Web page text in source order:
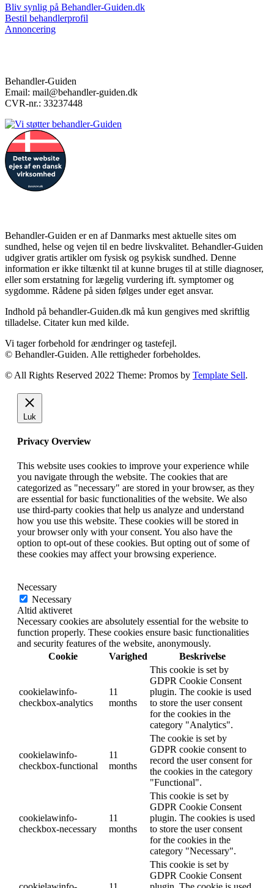
Bliv synlig på Behandler-Guiden.dk
Bestil behandlerprofil
Annoncering
Behandler-Guiden
Email: mail@behandler-guiden.dk
CVR-nr.: 33237448
Behandler-Guiden er en af Danmarks mest aktuelle sites om
sundhed, helse og vejen til en bedre livskvalitet. Behandler-Guiden
udgiver gratis artikler om fysisk og psykisk sundhed. Denne
information er ikke tiltænkt til at kunne bruges til at stille diagnoser,
eller som erstatning for lægelig vurdering ift. symptomer og
sygdomme. Rådene på siden følges under eget ansvar.
Indhold på behandler-Guiden.dk må kun gengives med skriftlig
tilladelse. Citater kun med kilde.
Vi tager forbehold for ændringer og tastefejl.
© Behandler-Guiden. Alle rettigheder forbeholdes.
© All Rights Reserved 2022 Theme: Promos by Template Sell.
Luk
Privacy Overview
This website uses cookies to improve your experience while
you navigate through the website. The cookies that are
categorized as "necessary" are stored in your browser, as they
are essential for basic functionalities of the website. We also
use third-party cookies that help us analyze and understand
how you use this website. These cookies will be stored in
your browser only with your consent. You also have the
option to opt-out of these cookies. But opting out of some of
these cookies may affect your browsing experience.
Necessary
Necessary
Altid aktiveret
Necessary cookies are absolutely essential for the website to
function properly. These cookies ensure basic functionalities
and security features of the website, anonymously.
Cookie
Varighed Beskrivelse
cookielawinfo-
checkbox-analytics
11
months
This cookie is set by
GDPR Cookie Consent
plugin. The cookie is used
to store the user consent
for the cookies in the
category "Analytics".
cookielawinfo-
checkbox-functional
11
months
The cookie is set by
GDPR cookie consent to
record the user consent for
the cookies in the category
"Functional".
cookielawinfo-
checkbox-necessary
11
months
This cookie is set by
GDPR Cookie Consent
plugin. The cookies is used
to store the user consent
for the cookies in the
category "Necessary".
This cookie is set by
GDPR Cookie Consent